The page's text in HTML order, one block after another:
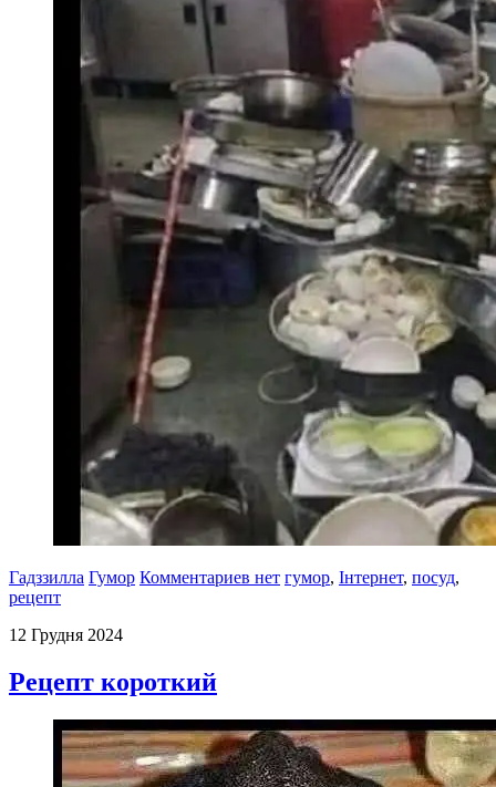
Гадззилла Гумор Комментариев нет гумор, Інтернет, посуд,
рецепт
12 Грудня 2024
Рецепт короткий